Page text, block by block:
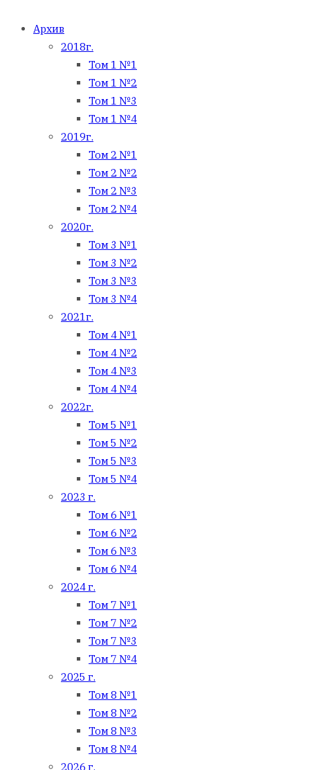
Архив
2018г.
Том 1 №1
Том 1 №2
Том 1 №3
Том 1 №4
2019г.
Том 2 №1
Том 2 №2
Том 2 №3
Том 2 №4
2020г.
Том 3 №1
Том 3 №2
Том 3 №3
Том 3 №4
2021г.
Том 4 №1
Том 4 №2
Том 4 №3
Том 4 №4
2022г.
Том 5 №1
Том 5 №2
Том 5 №3
Том 5 №4
2023 г.
Том 6 №1
Том 6 №2
Том 6 №3
Том 6 №4
2024 г.
Том 7 №1
Том 7 №2
Том 7 №3
Том 7 №4
2025 г.
Том 8 №1
Том 8 №2
Том 8 №3
Том 8 №4
2026 г.